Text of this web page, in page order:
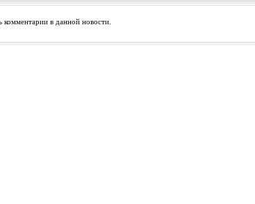
комментарии в данной новости.